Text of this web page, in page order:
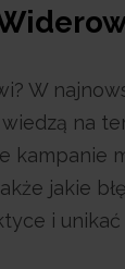
W
na
kampanie
jakie
i